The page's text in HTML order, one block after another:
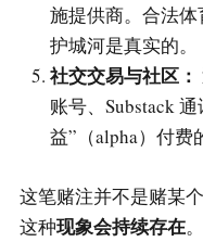
施提供商。合法
护城河是真实的。
社交交易与社区：
账号、Substack
益”（alpha）付费
这笔赌注并不是赌某
这种现象会持续存在